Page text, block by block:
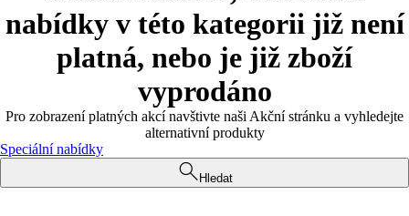
nabídky v této kategorii již není
platná, nebo je již zboží
vyprodáno
Pro zobrazení platných akcí navštivte naši Akční stránku a vyhledejte
alternativní produkty
Speciální nabídky
Hledat